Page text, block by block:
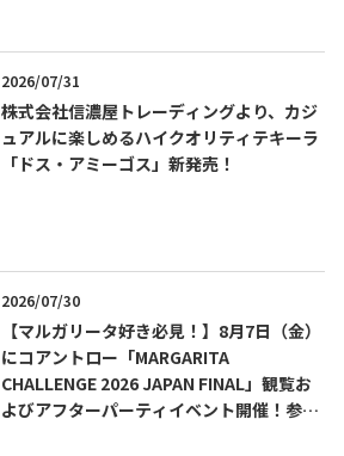
2026/07/31
株式会社信濃屋トレーディングより、カジ
ュアルに楽しめるハイクオリティテキーラ
「ドス・アミーゴス」新発売！
2026/07/30
【マルガリータ好き必見！】8月7日（金）
にコアントロー「MARGARITA
CHALLENGE 2026 JAPAN FINAL」観覧お
よびアフターパーティイベント開催！参加